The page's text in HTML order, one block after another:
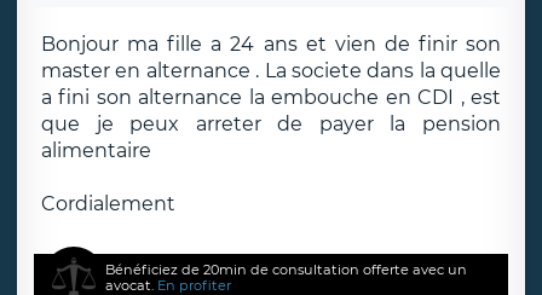
Bonjour ma fille a 24 ans et vien de finir son
master en alternance . La societe dans la quelle
a fini son alternance la embouche en CDI , est
que je peux arreter de payer la pension
alimentaire
Cordialement
Bénéficiez de 20min de consultation offerte avec un
avocat. En profiter